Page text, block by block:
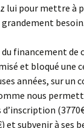
lui pour mettre à
grandement besoin.
financement de
et bloqué une
années, sur un
nous
et subvenir à ses